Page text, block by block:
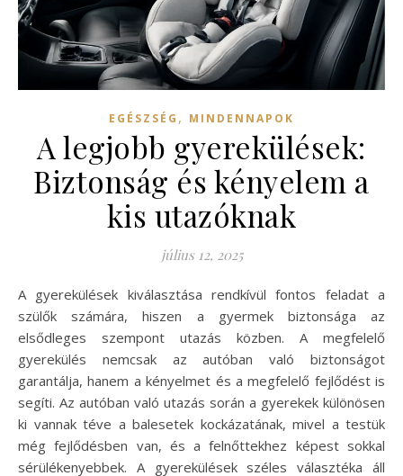
EGÉSZSÉG , MINDENNAPOK
A legjobb gyerekülések:
Biztonság és kényelem a
kis utazóknak
július 12, 2025
A gyerekülések kiválasztása rendkívül fontos feladat a
szülők számára, hiszen a gyermek biztonsága az
elsődleges szempont utazás közben. A megfelelő
gyerekülés nemcsak az autóban való biztonságot
garantálja, hanem a kényelmet és a megfelelő fejlődést is
segíti. Az autóban való utazás során a gyerekek különösen
ki vannak téve a balesetek kockázatának, mivel a testük
még fejlődésben van, és a felnőttekhez képest sokkal
sérülékenyebbek. A gyerekülések széles választéka áll